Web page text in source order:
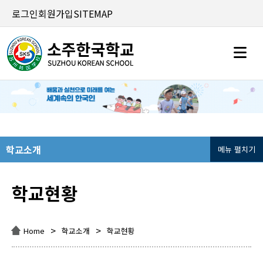
로그인회원가입SITEMAP
학교소개 메뉴 펼치기
학교현황
Home > 학교소개 > 학교현황